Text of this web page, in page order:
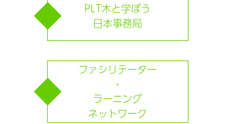
PLT木と学ぼう
日本事務局
ファシリテーター
・
ラーニング
ネットワーク